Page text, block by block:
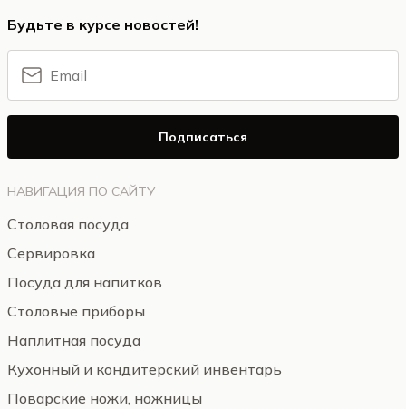
НАВИГАЦИЯ ПО САЙТУ
Столовая посуда
Сервировка
Посуда для напитков
Столовые приборы
Наплитная посуда
Кухонный и кондитерский инвентарь
Поварские ножи, ножницы
Будьте в курсе новостей!
Подписаться